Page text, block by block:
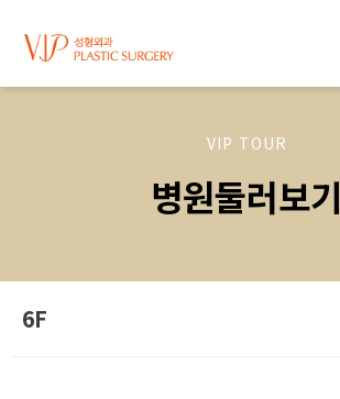
VIP TOUR
병원둘러보기
6F